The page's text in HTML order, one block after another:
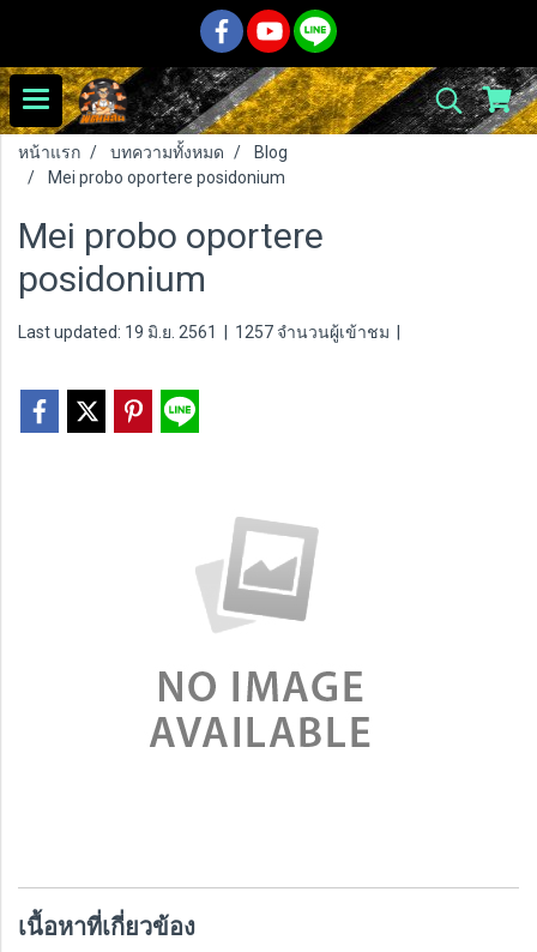
หน้าแรก บทความทั้งหมด
Blog
Mei probo oportere posidonium
Mei probo oportere
posidonium
Last updated: 19 มิ.ย. 2561 1257 จำนวนผู้เข้าชม
เนื้อหาที่เกี่ยวข้อง